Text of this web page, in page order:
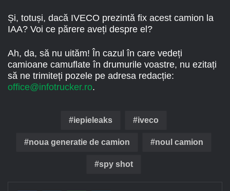
Și, totuși, dacă IVECO prezintă fix acest camion la
IAA? Voi ce părere aveți despre el?
Ah, da, să nu uităm! În cazul în care vedeți
camioane camuflate în drumurile voastre, nu ezitați
să ne trimiteți pozele pe adresa redacție:
office@infotrucker.ro.
iepieleaks iveco
noua generatie de camion noul camion
spy shot